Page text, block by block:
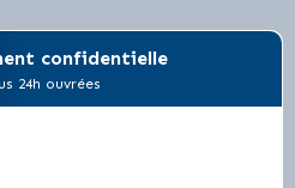
confidentielle
24h ouvrées